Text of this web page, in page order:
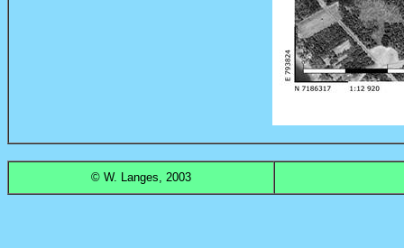
© W. Langes, 2003